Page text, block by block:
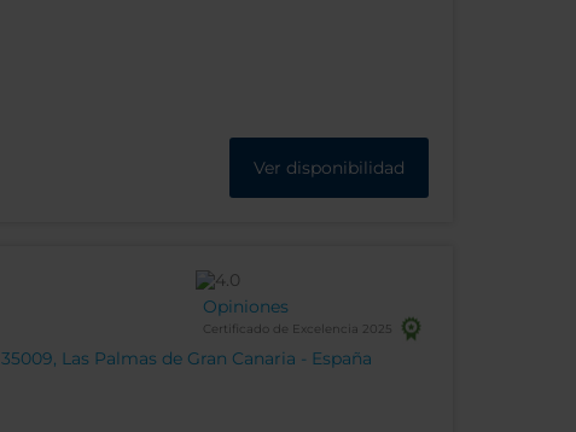
Ver disponibilidad
Las Palmas de Gran Canaria - España
Opiniones
Certificado de Excelencia 2025